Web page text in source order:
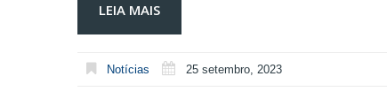
LEIA MAIS
Notícias 25 setembro, 2023